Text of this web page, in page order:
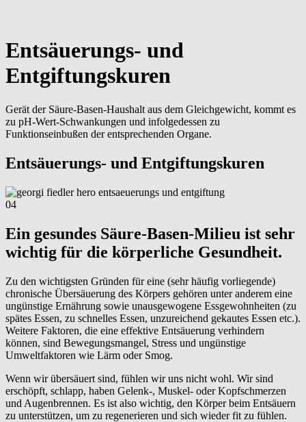
Entsäuerungs- und
Entgiftungskuren
Gerät der Säure-Basen-Haushalt aus dem Gleichgewicht, kommt es
zu pH-Wert-Schwankungen und infolgedessen zu
Funktionseinbußen der entsprechenden Organe.
Entsäuerungs- und Entgiftungskuren
04
Ein gesundes Säure-Basen-Milieu ist sehr
wichtig für die körperliche Gesundheit.
Zu den wichtigsten Gründen für eine (sehr häufig vorliegende)
chronische Übersäuerung des Körpers gehören unter anderem eine
ungünstige Ernährung sowie unausgewogene Essgewohnheiten (zu
spätes Essen, zu schnelles Essen, unzureichend gekautes Essen etc.).
Weitere Faktoren, die eine effektive Entsäuerung verhindern
können, sind Bewegungsmangel, Stress und ungünstige
Umweltfaktoren wie Lärm oder Smog.
Wenn wir übersäuert sind, fühlen wir uns nicht wohl. Wir sind
erschöpft, schlapp, haben Gelenk-, Muskel- oder Kopfschmerzen
und Augenbrennen. Es ist also wichtig, den Körper beim Entsäuern
zu unterstützen, um zu regenerieren und sich wieder fit zu fühlen.